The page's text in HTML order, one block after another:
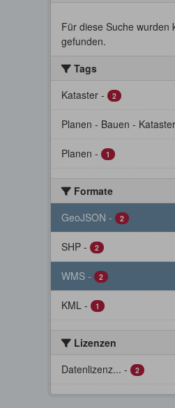
Für diese Suche wurden
gefunden.
Tags
Kataster - 2
Planen - Bauen - Kataster
Planen - 1
Formate
GeoJSON - 2
SHP - 2
WMS - 2
KML - 1
Lizenzen
Datenlizenz... - 2